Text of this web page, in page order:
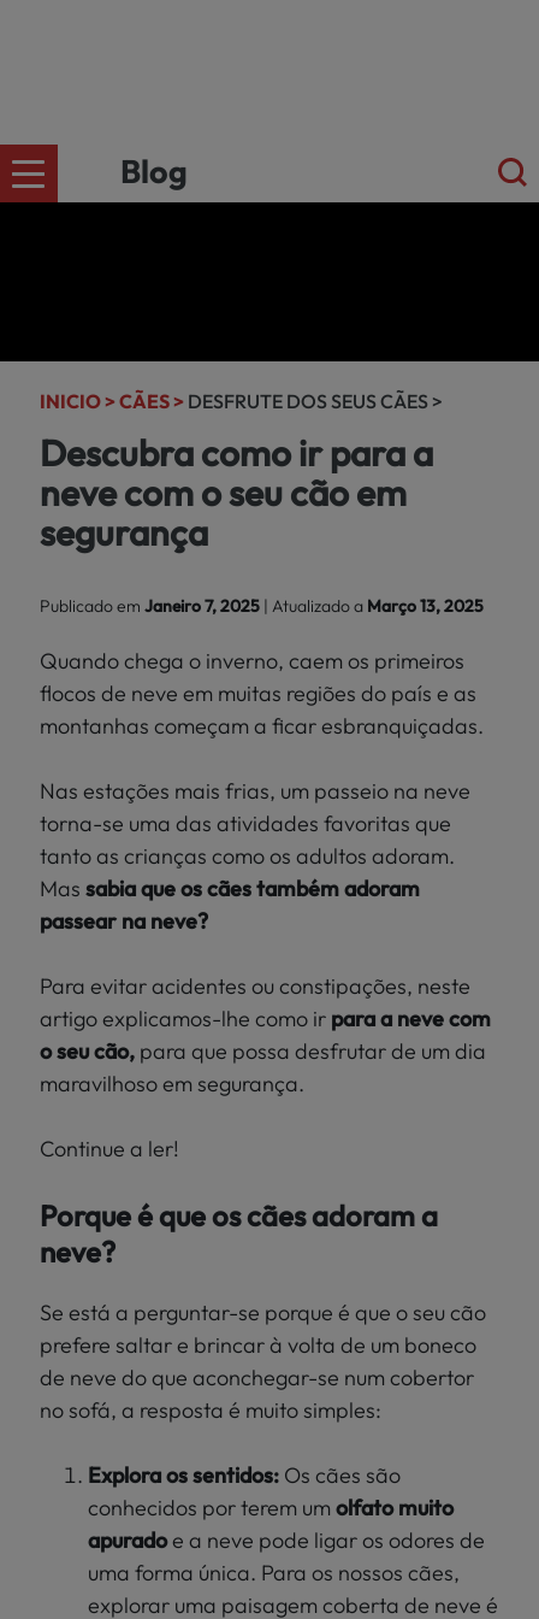
Blog
GATOS
PEQUENOS
MAMÍFEROS
RÉPTEIS
KIWOKO
kiwoko.pt
Localize
INICIO >CÃES > DESFRUTE DOS SEUS CÃES >
Descubra como ir para a
neve com o seu cão em
segurança
Publicado em Janeiro 7, 2025 | Atualizado a Março 13, 2025
Quando chega o inverno, caem os primeiros
flocos de neve em muitas regiões do país e as
montanhas começam a ficar esbranquiçadas.
Nas estações mais frias, um passeio na neve
torna-se uma das atividades favoritas que
tanto as crianças como os adultos adoram.
Mas sabia que os cães também adoram
passear na neve?
Para evitar acidentes ou constipações, neste
artigo explicamos-lhe como ir para a neve com
o seu cão, para que possa desfrutar de um dia
maravilhoso em segurança.
Continue a ler!
Porque é que os cães adoram a
neve?
Se está a perguntar-se porque é que o seu cão
prefere saltar e brincar à volta de um boneco
de neve do que aconchegar-se num cobertor
no sofá, a resposta é muito simples:
Explora os sentidos: Os cães são
conhecidos por terem um olfatomuito
apuradoe a neve pode ligar os odores de
uma forma única. Para os nossos cães,
explorar uma paisagem coberta de neve é